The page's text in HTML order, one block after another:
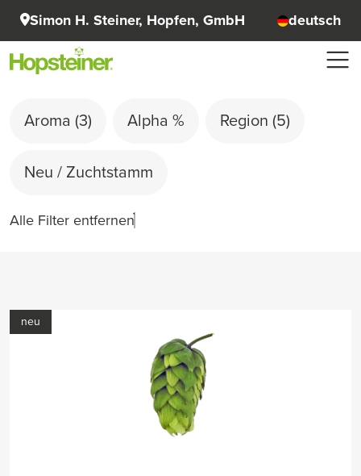
Simon H. Steiner, Hopfen, GmbH deutsch
Aroma (3) Alpha % Region (5)
Neu / Zuchtstamm
Alle Filter entfernen
neu